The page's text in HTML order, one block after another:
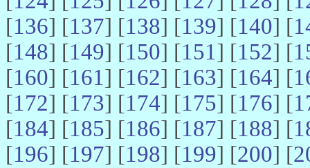
[136] [137] [138] [139] [140] [
[148] [149] [150] [151] [152] [
[160] [161] [162] [163] [164] [
[172] [173] [174] [175] [176] [
[184] [185] [186] [187] [188] [
[196] [197] [198] [199] [200] [